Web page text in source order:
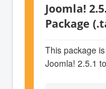
Joomla!
Package
This package
Joomla! 2.5.1